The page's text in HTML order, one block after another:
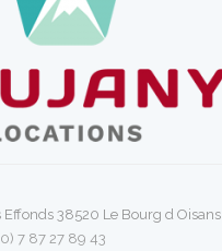
Effonds 38520 Le Bourg d Oisans
7 87 27 89 43